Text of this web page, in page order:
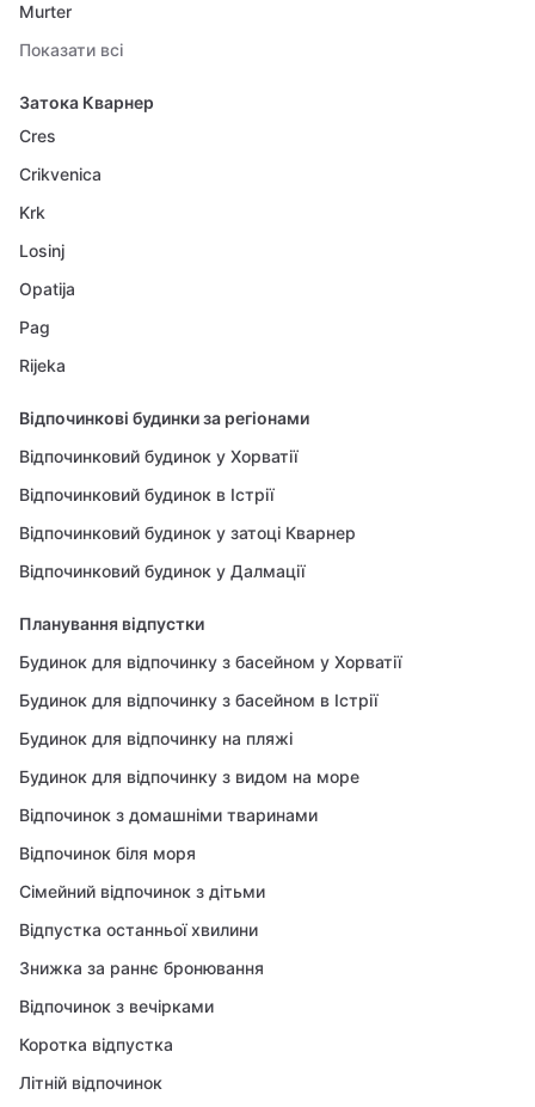
Murter
Показати всі
Затока Кварнер
Cres
Crikvenica
Krk
Losinj
Opatija
Pag
Rijeka
Відпочинкові будинки за регіонами
Відпочинковий будинок у Хорватії
Відпочинковий будинок в Істрії
Відпочинковий будинок у затоці Кварнер
Відпочинковий будинок у Далмації
Планування відпустки
Будинок для відпочинку з басейном у Хорватії
Будинок для відпочинку з басейном в Істрії
Будинок для відпочинку на пляжі
Будинок для відпочинку з видом на море
Відпочинок з домашніми тваринами
Відпочинок біля моря
Сімейний відпочинок з дітьми
Відпустка останньої хвилини
Знижка за раннє бронювання
Відпочинок з вечірками
Коротка відпустка
Літній відпочинок